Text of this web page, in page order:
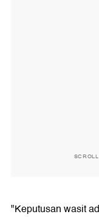
"Keputusan wasit